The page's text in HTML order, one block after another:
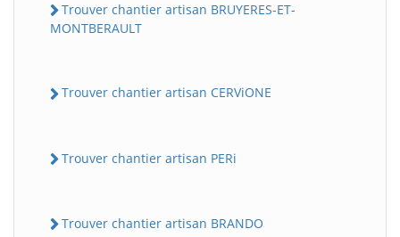
Trouver chantier artisan BRUYERES-ET-
MONTBERAULT
Trouver chantier artisan CERViONE
Trouver chantier artisan PERi
Trouver chantier artisan BRANDO